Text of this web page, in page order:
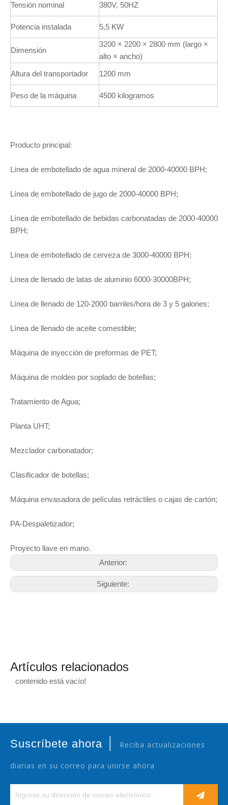
Tensión nominal 380V, 50HZ
Potencia instalada 5,5 KW
Dimensión
3200 × 2200 × 2800 mm (largo ×
alto × ancho)
Altura del transportador
1200 mm
Peso de la máquina 4500 kilogramos
Producto principal:
Línea de embotellado de agua mineral de 2000-40000 BPH;
Línea de embotellado de jugo de 2000-40000 BPH;
Línea de embotellado de bebidas carbonatadas de 2000-40000
BPH;
Línea de embotellado de cerveza de 3000-40000 BPH;
Línea de llenado de latas de aluminio 6000-30000BPH;
Línea de llenado de 120-2000 barriles/hora de 3 y 5 galones;
Línea de llenado de aceite comestible;
Máquina de inyección de preformas de PET;
Máquina de moldeo por soplado de botellas;
Tratamiento de Agua;
Planta UHT;
Mezclador carbonatador;
Clasificador de botellas;
Máquina envasadora de películas retráctiles o cajas de cartón;
PA-Despaletizador;
Proyecto llave en mano.
Anterior:
Siguiente:
Artículos relacionados
contenido está vacío!
Suscríbete ahora | Reciba actualizaciones
diarias en su correo para unirse ahora